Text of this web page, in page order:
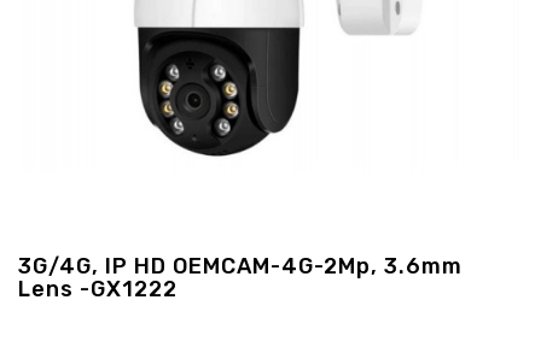
Αθλητισμός
Επιγραφες
3G/4G, IP HD OEMCAM-4G-2Mp, 3.6mm
Lens -GX1222